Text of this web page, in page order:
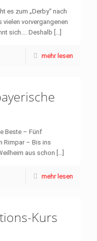
es zum „Derby“ nach
vielen vorvergangenen
sich…. Deshalb […]
mehr lesen
Beste – Fünf
Rimpar – Bis ins
aus schon […]
mehr lesen
Kurs